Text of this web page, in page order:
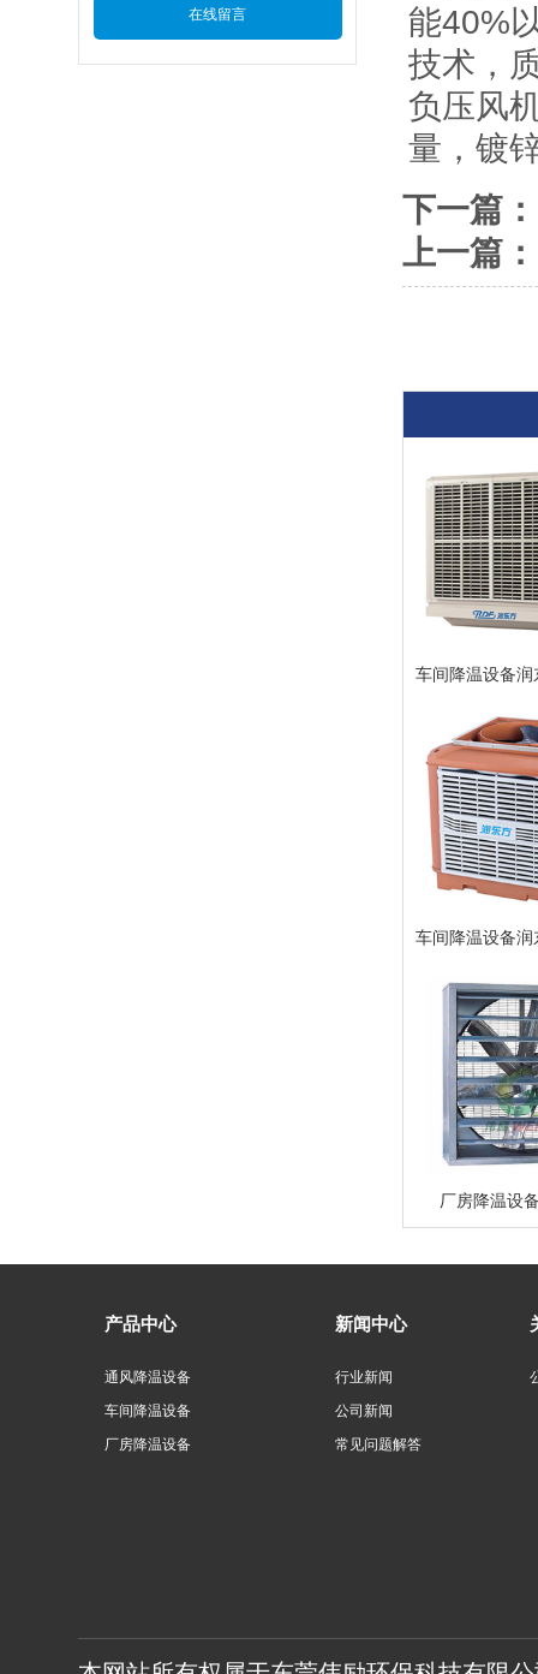
在线留言
能40%
技术，
负压风
量，镀
下一篇：
上一篇：
车间降温设备
车间降温设备
厂房降温设
产品中心
通风降温设备
车间降温设备
厂房降温设备
新闻中心
行业新闻
公司新闻
常见问题解答